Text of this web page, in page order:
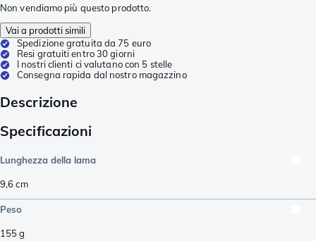
Non vendiamo più questo prodotto.
Vai a prodotti simili
Spedizione gratuita da 75 euro
Resi gratuiti entro 30 giorni
I nostri clienti ci valutano con 5 stelle
Consegna rapida dal nostro magazzino
Descrizione
Specificazioni
Lunghezza della lama
9,6cm
Peso
155g